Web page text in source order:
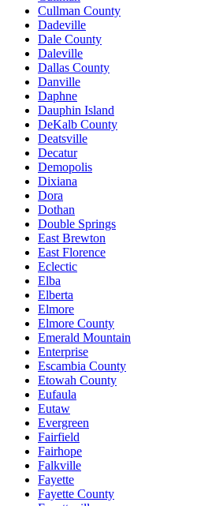
Cullman County
Dadeville
Dale County
Daleville
Dallas County
Danville
Daphne
Dauphin Island
DeKalb County
Deatsville
Decatur
Demopolis
Dixiana
Dora
Dothan
Double Springs
East Brewton
East Florence
Eclectic
Elba
Elberta
Elmore
Elmore County
Emerald Mountain
Enterprise
Escambia County
Etowah County
Eufaula
Eutaw
Evergreen
Fairfield
Fairhope
Falkville
Fayette
Fayette County